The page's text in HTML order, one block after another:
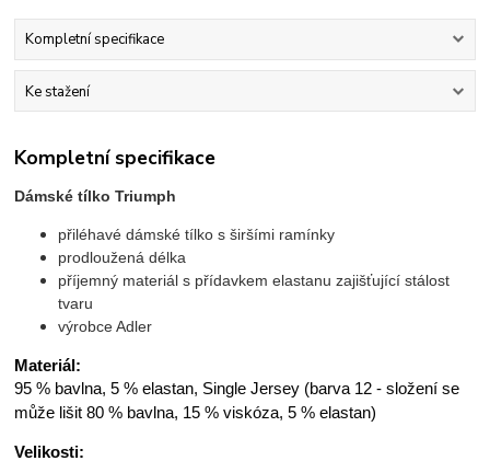
Kompletní specifikace
Ke stažení
Kompletní specifikace
Dámské tílko Triumph
přiléhavé dámské tílko s širšími ramínky
prodloužená délka
příjemný materiál s přídavkem elastanu zajišťující stálost
tvaru
výrobce Adler
Materiál:
95 % bavlna, 5 % elastan, Single Jersey (barva 12 - složení se
může lišit 80 % bavlna, 15 % viskóza, 5 % elastan)
Velikosti: